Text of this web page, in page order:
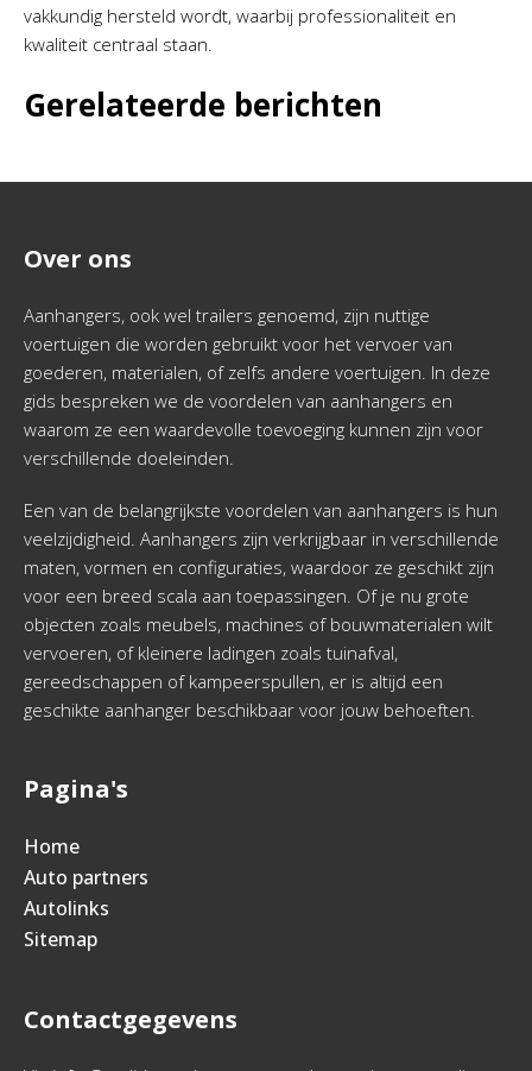
vakkundig hersteld wordt, waarbij professionaliteit en
kwaliteit centraal staan.
Gerelateerde berichten
Over ons
Aanhangers, ook wel trailers genoemd, zijn nuttige
voertuigen die worden gebruikt voor het vervoer van
goederen, materialen, of zelfs andere voertuigen. In deze
gids bespreken we de voordelen van aanhangers en
waarom ze een waardevolle toevoeging kunnen zijn voor
verschillende doeleinden.
Een van de belangrijkste voordelen van aanhangers is hun
veelzijdigheid. Aanhangers zijn verkrijgbaar in verschillende
maten, vormen en configuraties, waardoor ze geschikt zijn
voor een breed scala aan toepassingen. Of je nu grote
objecten zoals meubels, machines of bouwmaterialen wilt
vervoeren, of kleinere ladingen zoals tuinafval,
gereedschappen of kampeerspullen, er is altijd een
geschikte aanhanger beschikbaar voor jouw behoeften.
Pagina's
Home
Auto partners
Autolinks
Sitemap
Contactgegevens